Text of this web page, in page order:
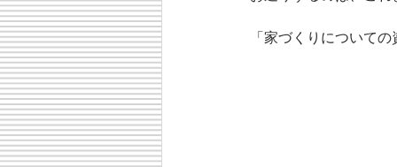
「家づくりについての